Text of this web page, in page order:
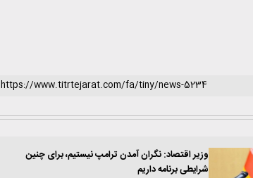
وزیر اقتصاد: نگران آمدن ترامپ نیستیم، برای چنین
شرایطی برنامه داریم